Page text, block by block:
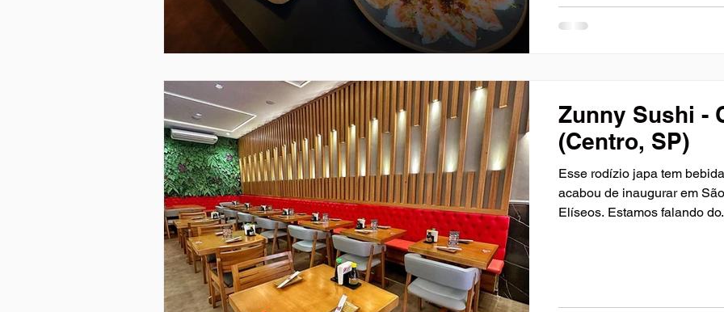
Zunny Sushi -
(Centro, SP)
Esse rodízio japa tem
acabou de inaugurar em
Elíseos. Estamos falando